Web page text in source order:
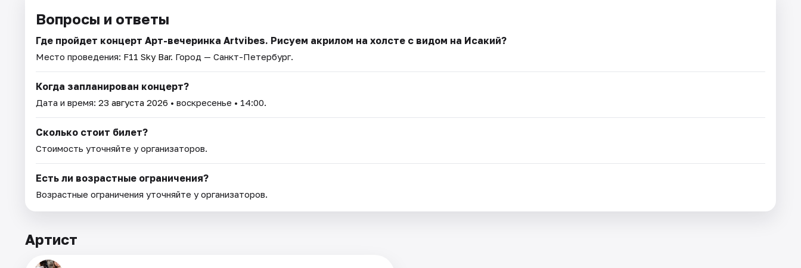
Вопросы и ответы
Где пройдет концерт Арт-вечеринка Artvibes. Рисуем акрилом на холсте с видом на Исакий?
Место проведения: F11 Sky Bar. Город — Санкт-Петербург.
Когда запланирован концерт?
Дата и время: 23 августа 2026 • воскресенье • 14:00.
Сколько стоит билет?
Стоимость уточняйте у организаторов.
Есть ли возрастные ограничения?
Возрастные ограничения уточняйте у организаторов.
Артист